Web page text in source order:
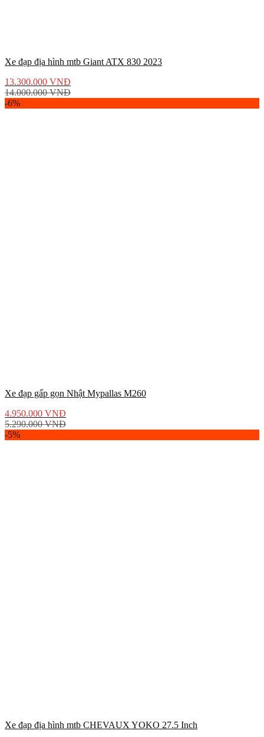
Xe đạp địa hình mtb Giant ATX 830 2023
13.300.000 VNĐ
14.000.000VNĐ
-6%
Xe đạp gấp gọn Nhật Mypallas M260
4.950.000 VNĐ
5.290.000VNĐ
-5%
Xe đạp địa hình mtb CHEVAUX YOKO 27.5 Inch